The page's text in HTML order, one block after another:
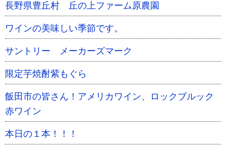
長野県豊丘村 丘の上ファーム原農園
ワインの美味しい季節です。
サントリー メーカーズマーク
限定芋焼酎紫もぐら
飯田市の皆さん！アメリカワイン、ロックブルック
赤ワイン
本日の１本！！！